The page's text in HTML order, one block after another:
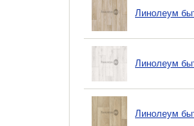
Линолеум
Линолеум
Линолеум